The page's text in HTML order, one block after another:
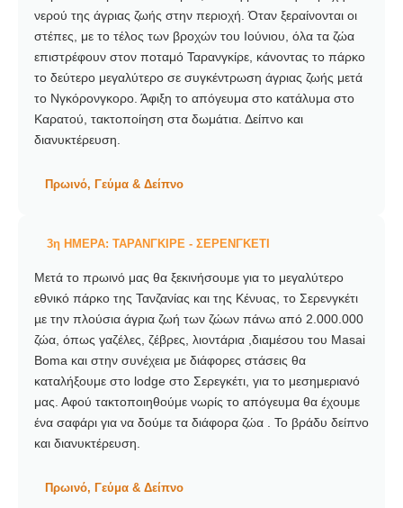
νερού της άγριας ζωής στην περιοχή. Όταν ξεραίνονται οι
στέπες, με το τέλος των βροχών του Ιούνιου, όλα τα ζώα
επιστρέφουν στον ποταμό Ταρανγκίρε, κάνοντας το πάρκο
το δεύτερο μεγαλύτερο σε συγκέντρωση άγριας ζωής μετά
το Νγκόρονγκορο. Άφιξη το απόγευμα στο κατάλυμα στο
Καρατού, τακτοποίηση στα δωμάτια. Δείπνο και
διανυκτέρευση.
Πρωινό, Γεύμα & Δείπνο
3η ΗΜΕΡΑ: ΤΑΡΑΝΓΚΙΡΕ - ΣΕΡΕΝΓΚΕΤΙ
Μετά το πρωινό μας θα ξεκινήσουμε για το μεγαλύτερο
εθνικό πάρκο της Τανζανίας και της Κένυας, το Σερενγκέτι
µε την πλούσια άγρια ζωή των ζώων πάνω από 2.000.000
ζώα, όπως γαζέλες, ζέβρες, λιοντάρια ,διαμέσου του Masai
Boma και στην συνέχεια με διάφορες στάσεις θα
καταλήξουμε στο lodge στο Σερεγκέτι, για το μεσημεριανό
μας. Αφού τακτοποιηθούμε νωρίς το απόγευμα θα έχουμε
ένα σαφάρι για να δούμε τα διάφορα ζώα . Το βράδυ δείπνο
και διανυκτέρευση.
Πρωινό, Γεύμα & Δείπνο